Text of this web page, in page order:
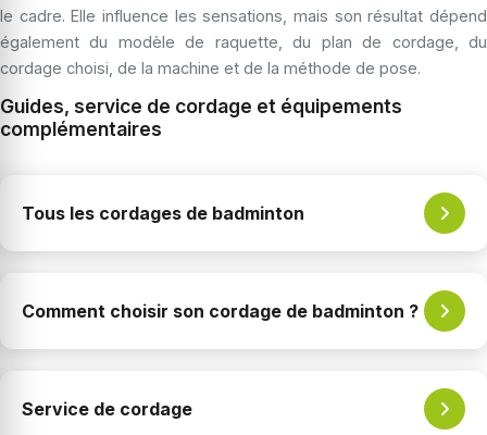
le cadre. Elle influence les sensations, mais son résultat dépend
également du modèle de raquette, du plan de cordage, du
cordage choisi, de la machine et de la méthode de pose.
Guides, service de cordage et équipements
complémentaires
Tous les cordages de badminton
Comment choisir son cordage de badminton ?
Service de cordage